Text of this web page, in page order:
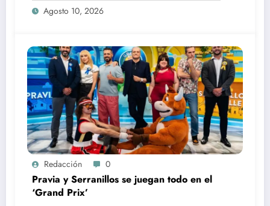
Agosto 10, 2026
Redacción 0
Pravia y Serranillos se juegan todo en el
‘Grand Prix’